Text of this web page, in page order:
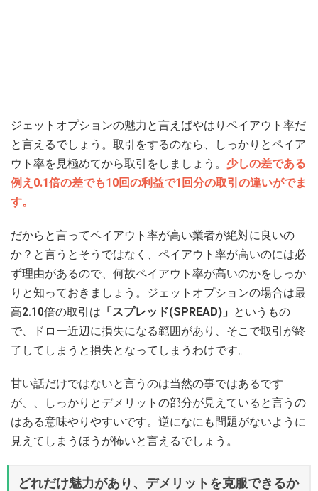
ジェットオプションの魅力と言えばやはりペイアウト率だ
と言えるでしょう。取引をするのなら、しっかりとペイア
ウト率を見極めてから取引をしましょう。 少しの差である
例え0.1倍の差でも10回の利益で1回分の取引の違いがでま
す。
だからと言ってペイアウト率が高い業者が絶対に良いの
か？と言うとそうではなく、ペイアウト率が高いのには必
ず理由があるので、何故ペイアウト率が高いのかをしっか
りと知っておきましょう。ジェットオプションの場合は最
高2.10倍の取引は 「スプレッド(SPREAD)」 というもの
で、ドロー近辺に損失になる範囲があり、そこで取引が終
了してしまうと損失となってしまうわけです。
甘い話だけではないと言うのは当然の事ではあるです
が、、しっかりとデメリットの部分が見えていると言うの
はある意味やりやすいです。逆になにも問題がないように
見えてしまうほうが怖いと言えるでしょう。
どれだけ魅力があり、デメリットを克服できるか